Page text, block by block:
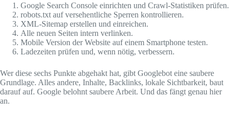
Google Search Console einrichten und Crawl-Statistiken prüfen.
robots.txt auf versehentliche Sperren kontrollieren.
XML-Sitemap erstellen und einreichen.
Alle neuen Seiten intern verlinken.
Mobile Version der Website auf einem Smartphone testen.
Ladezeiten prüfen und, wenn nötig, verbessern.
Wer diese sechs Punkte abgehakt hat, gibt Googlebot eine saubere
Grundlage. Alles andere, Inhalte, Backlinks, lokale Sichtbarkeit, baut
darauf auf. Google belohnt saubere Arbeit. Und das fängt genau hier
an.